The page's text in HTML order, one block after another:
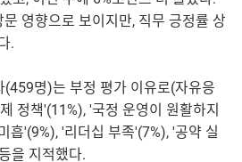
영향으로 보이지만, 직무 긍정률 상
.
명)는 부정 평가 이유로(자유응
정책'(11%), '국정 운영이 원활하지
흡'(9%), '리더십 부족'(7%), '공약 실
을 지적했다.